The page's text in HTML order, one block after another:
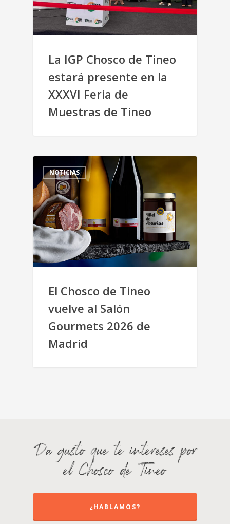
La IGP Chosco de Tineo
estará presente en la
XXXVI Feria de
Muestras de Tineo
NOTICIAS
El Chosco de Tineo
vuelve al Salón
Gourmets 2026 de
Madrid
Da gusto que te intereses por
el Chosco de Tineo
¿HABLAMOS?